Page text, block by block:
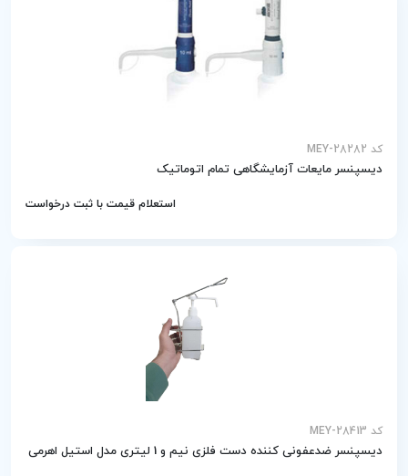
کد MEY-28282
دیسپنسر مایعات آزمایشگاهی تمام اتوماتیک
استعلام قیمت با ثبت درخواست
کد MEY-28413
دیسپنسر ضدعفونی کننده دست فلزی نیم و 1 لیتری مدل استیل اهرمی